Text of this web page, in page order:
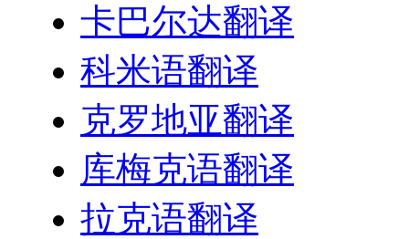
卡巴尔达翻译
科米语翻译
克罗地亚翻译
库梅克语翻译
拉克语翻译